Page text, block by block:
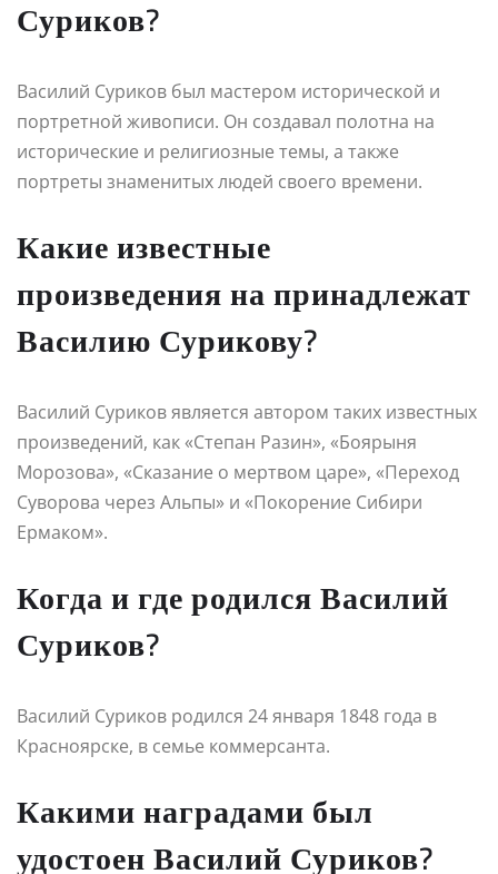
Суриков?
Василий Суриков был мастером исторической и
портретной живописи. Он создавал полотна на
исторические и религиозные темы, а также
портреты знаменитых людей своего времени.
Какие известные
произведения на принадлежат
Василию Сурикову?
Василий Суриков является автором таких известных
произведений, как «Степан Разин», «Боярыня
Морозова», «Сказание о мертвом царе», «Переход
Суворова через Альпы» и «Покорение Сибири
Ермаком».
Когда и где родился Василий
Суриков?
Василий Суриков родился 24 января 1848 года в
Красноярске, в семье коммерсанта.
Какими наградами был
удостоен Василий Суриков?